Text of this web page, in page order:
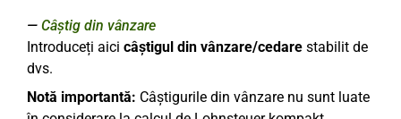
Câștig din vânzare
Introduceți aici câștigul din vânzare/cedare stabilit de
dvs.
Notă importantă: Câștigurile din vânzare nu sunt luate